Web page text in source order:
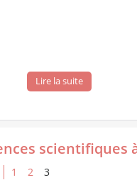
Lire la suite
scientifiques
1 2 3